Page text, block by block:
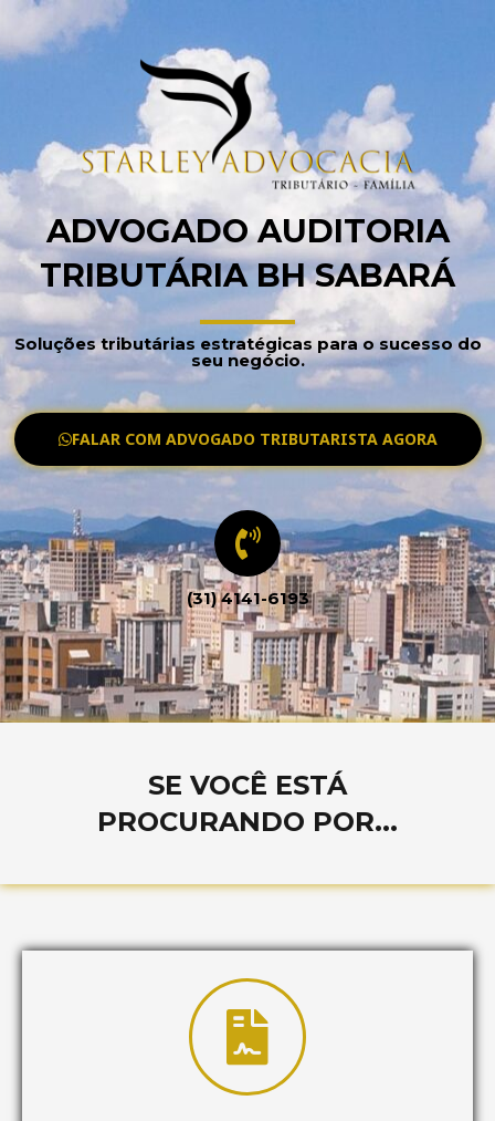
ADVOGADO AUDITORIA
TRIBUTÁRIA BH SABARÁ
Soluções tributárias estratégicas para o sucesso do
seu negócio.
FALAR COM ADVOGADO TRIBUTARISTA AGORA
(31) 4141-6193
SE VOCÊ ESTÁ
PROCURANDO POR...